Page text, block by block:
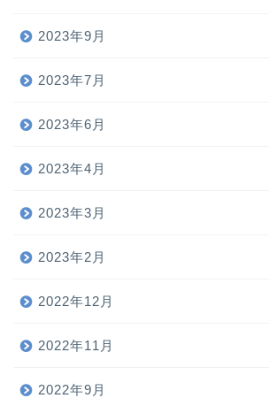
2023年9月
2023年7月
2023年6月
2023年4月
2023年3月
2023年2月
2022年12月
2022年11月
2022年9月